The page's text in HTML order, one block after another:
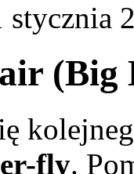
(Big
fly.